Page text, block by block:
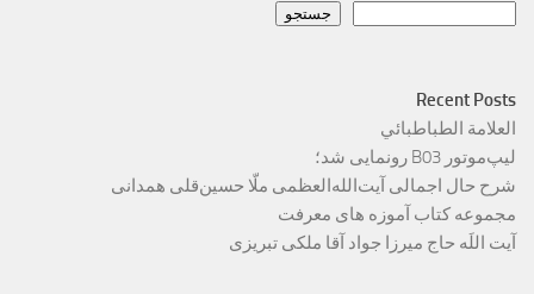
جستجو
Recent Posts
العلامة الطباطبائي
لیپ‌موتور B03 رونمایی شد؛
شرح حال اجمالی آیت‌الله‌العظمی ملّا حسین‌قلی همدانی
مجموعه کتاب آموزه های معرفت
آیت اللَه حاج میرزا جواد آقا ملکی تبریزی